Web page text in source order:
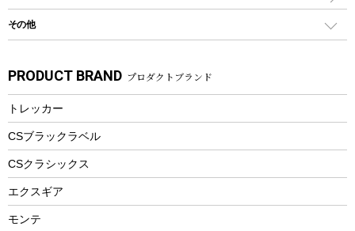
バーベキューツール
カトラリー
マグカップ、カップ
ステンレスボトル
フードボトル
トレー
ランチョンマット
その他アウトドア雑貨
スプレー関係
ツール、他
パドル
ヘルメット
エアーポンプ
アクセサリー
シティサイクル
自転車ウェア
ラッシュガード
パラソル
フローティングベスト
ヘルメット
エアーポンプ
ビーチテント
ウィンター
その他
湯たんぽ
防災用品
PRODUCT BRAND プロダクトブランド
トレッカー
CSブラックラベル
CSクラシックス
エクスギア
モンテ